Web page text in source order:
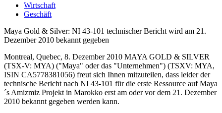
Wirtschaft
Geschäft
Maya Gold & Silver: NI 43-101 technischer Bericht wird am 21.
Dezember 2010 bekannt gegeben
Montreal, Quebec, 8. Dezember 2010 MAYA GOLD & SILVER
(TSX-V: MYA) ("Maya" oder das "Unternehmen") (TSXV: MYA,
ISIN CA5778381056) freut sich Ihnen mitzuteilen, dass leider der
technische Bericht nach NI 43-101 für die erste Ressource auf Maya
´s Amizmiz Projekt in Marokko erst am oder vor dem 21. Dezember
2010 bekannt gegeben werden kann.